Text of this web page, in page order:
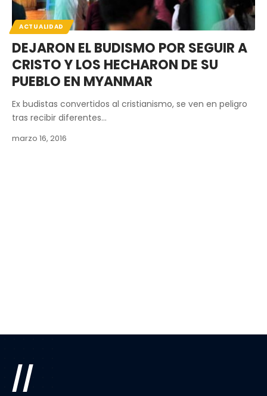
ACTUALIDAD
DEJARON EL BUDISMO POR SEGUIR A
CRISTO Y LOS HECHARON DE SU
PUEBLO EN MYANMAR
Ex budistas convertidos al cristianismo, se ven en peligro
tras recibir diferentes…
marzo 16, 2016
//